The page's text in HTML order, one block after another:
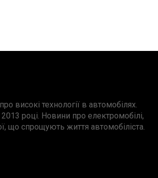
високі технології в автомобілях.
році. Новини про електромобілі,
що спрощують життя автомобіліста.